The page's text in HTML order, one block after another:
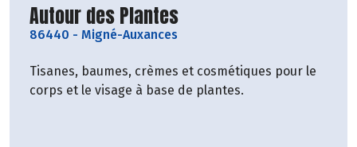
Découvrir le producteur
Autour des Plantes
86440 - Migné-Auxances
Tisanes, baumes, crèmes et cosmétiques pour le
corps et le visage à base de plantes.